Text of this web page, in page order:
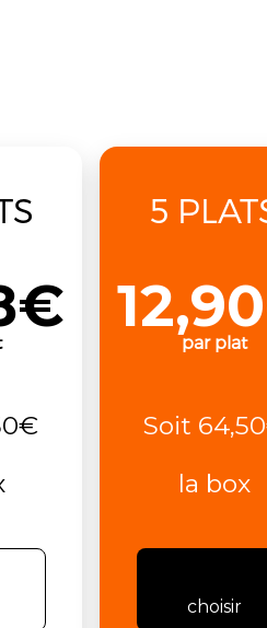
5
par plat
Soit
la box
choisir